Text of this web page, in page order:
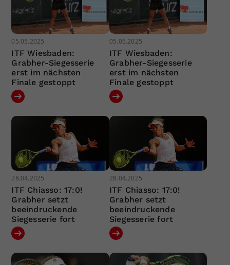
05.05.2025
ITF Wiesbaden:
Grabher-Siegesserie
erst im nächsten
Finale gestoppt
05.05.2025
ITF Wiesbaden:
Grabher-Siegesserie
erst im nächsten
Finale gestoppt
28.04.2025
ITF Chiasso: 17:0!
Grabher setzt
beeindruckende
Siegesserie fort
28.04.2025
ITF Chiasso: 17:0!
Grabher setzt
beeindruckende
Siegesserie fort